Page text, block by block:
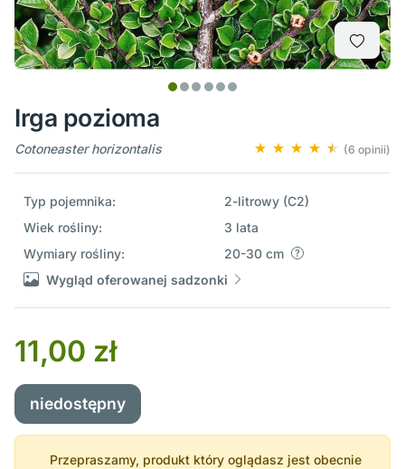
Irga pozioma
Cotoneaster horizontalis (6 opinii)
Typ pojemnika:
2-litrowy (C2)
Wiek rośliny:
3 lata
Wymiary rośliny:
20-30 cm
Wygląd oferowanej sadzonki
11,00 zł
niedostępny
Przepraszamy, produkt który oglądasz jest obecnie